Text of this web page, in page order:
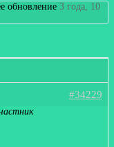
обновление3 года, 10
#34229